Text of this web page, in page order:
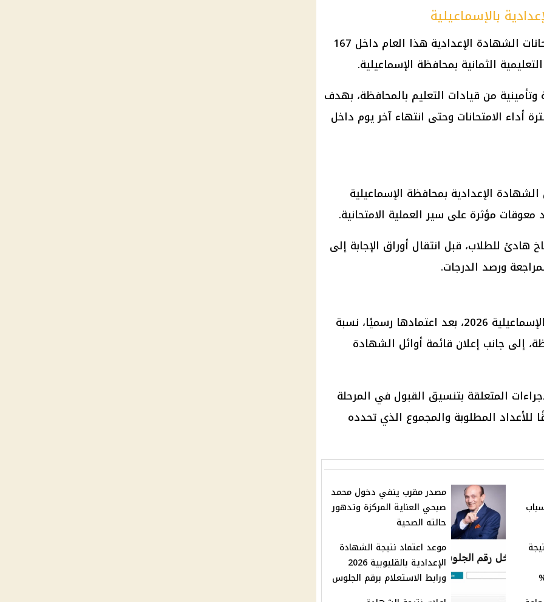
أدى نحو 30 ألف طالب وطالبة امتحانات الشهادة الإعدادية هذا العام داخل 167
الثمانية بمحافظة الإسماعيلية.
من قيادات التعليم بالمحافظة، بهدف
أداء الامتحانات وحتى انتهاء آخر يوم داخل
الإعدادية بمحافظة الإسماعيلية
مؤثرة على سير العملية الامتحانية.
هادئ للطلاب، قبل انتقال أوراق الإجابة إلى
ورصد الدرجات.
تتضمن نتيجة الشهادة الإعدادية بالإسماعيلية 2026، بعد اعتمادها رسميًا، نسبة
إلى جانب إعلان قائمة أوائل الشهادة
المتعلقة بتنسيق القبول في المرحلة
للأعداد المطلوبة والمجموع الذي تحدده
مصدر مقرب ينفي دخول محمد
صبحي العناية المركزة وتدهور
حالته الصحية
موعد اعتماد نتيجة الشهادة
الإعدادية بالقليوبية 2026
ورابط الاستعلام برقم الجلوس